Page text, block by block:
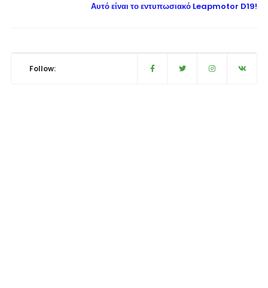
Αυτό είναι το εντυπωσιακό Leapmotor D19!
Follow: